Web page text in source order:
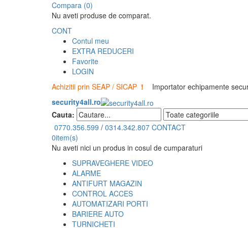
Compara (0)
Nu aveti produse de comparat.
CONT
Contul meu
EXTRA REDUCERI
Favorite
LOGIN
Achizitii prin SEAP / SICAP !
Importator echipamente
security4all.ro
Cauta:
0770.356.599 / 0314.342.807 CONTACT
0item(s)
Nu aveti nici un produs in cosul de cumparaturi
SUPRAVEGHERE VIDEO
ALARME
ANTIFURT MAGAZIN
CONTROL ACCES
AUTOMATIZARI PORTI
BARIERE AUTO
TURNICHETI